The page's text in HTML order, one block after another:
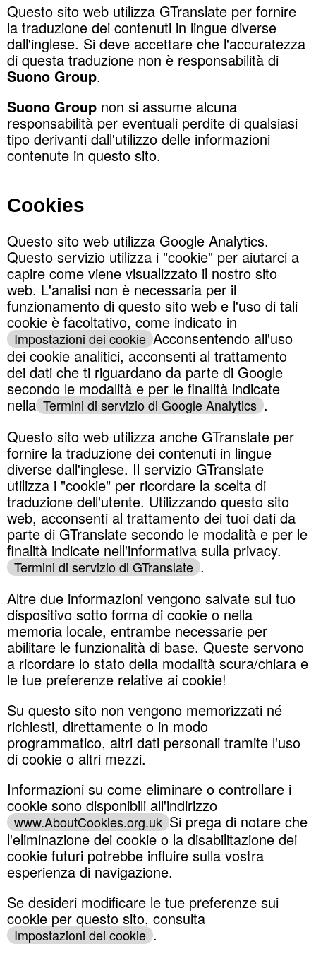
Questo sito web utilizza GTranslate per fornire
la traduzione dei contenuti in lingue diverse
dall'inglese. Si deve accettare che l'accuratezza
di questa traduzione non è responsabilità di
Suono Group.
Suono Group non si assume alcuna
responsabilità per eventuali perdite di qualsiasi
tipo derivanti dall'utilizzo delle informazioni
contenute in questo sito.
Cookies
Questo sito web utilizza Google Analytics.
Questo servizio utilizza i "cookie" per aiutarci a
capire come viene visualizzato il nostro sito
web. L'analisi non è necessaria per il
funzionamento di questo sito web e l'uso di tali
cookie è facoltativo, come indicato in
Impostazioni dei cookie Acconsentendo all'uso
dei cookie analitici, acconsenti al trattamento
dei dati che ti riguardano da parte di Google
secondo le modalità e per le finalità indicate
nella Termini di servizio di Google Analytics .
Questo sito web utilizza anche GTranslate per
fornire la traduzione dei contenuti in lingue
diverse dall'inglese. Il servizio GTranslate
utilizza i "cookie" per ricordare la scelta di
traduzione dell'utente. Utilizzando questo sito
web, acconsenti al trattamento dei tuoi dati da
parte di GTranslate secondo le modalità e per le
finalità indicate nell'informativa sulla privacy.
Termini di servizio di GTranslate .
Altre due informazioni vengono salvate sul tuo
dispositivo sotto forma di cookie o nella
memoria locale, entrambe necessarie per
abilitare le funzionalità di base. Queste servono
a ricordare lo stato della modalità scura/chiara e
le tue preferenze relative ai cookie!
Su questo sito non vengono memorizzati né
richiesti, direttamente o in modo
programmatico, altri dati personali tramite l'uso
di cookie o altri mezzi.
Informazioni su come eliminare o controllare i
cookie sono disponibili all'indirizzo
www.AboutCookies.org.uk Si prega di notare che
l'eliminazione dei cookie o la disabilitazione dei
cookie futuri potrebbe influire sulla vostra
esperienza di navigazione.
Se desideri modificare le tue preferenze sui
cookie per questo sito, consulta
Impostazioni dei cookie .